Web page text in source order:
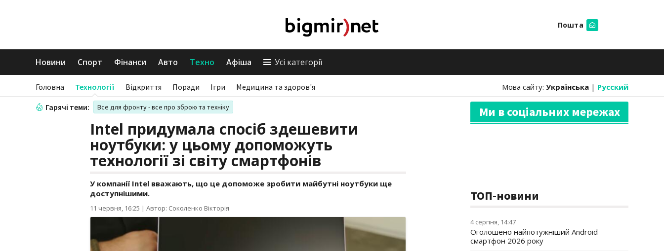
Пошта
Новини Спорт Фінанси Авто Техно Афіша Усі категорії
Головна Технології Відкриття Поради Ігри Медицина та здоров'я Мова сайту: Українська | Русский
Гарячі теми: Все для фронту - все про зброю та техніку
Intel придумала спосіб здешевити
ноутбуки: у цьому допоможуть
технології зі світу смартфонів
У компанії Intel вважають, що це допоможе зробити майбутні ноутбуки ще
доступнішими.
11 червня, 16:25 | Автор: Соколенко Вікторія
Ми в соціальних мережах
ТОП-новини
4 серпня, 14:47
Оголошено найпотужніший Android-
смартфон 2026 року